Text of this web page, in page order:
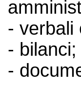
- verbali
- bilanci;
-